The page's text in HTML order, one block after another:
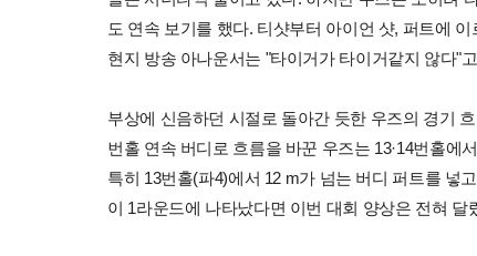
도 연속 보기를 했다. 티샷부터 아이언 샷, 퍼트에
현지 방송 아나운서는 "타이거가 타이거같지 않다"
부상에 신음하던 시절로 돌아간 듯한 우즈의 경기
번홀 연속 버디로 흐름을 바꾼 우즈는 13·14번홀에
특히 13번홀(파4)에서 12 m가 넘는 버디 퍼트를 넣
이 1라운드에 나타났다면 이번 대회 양상은 전혀 달